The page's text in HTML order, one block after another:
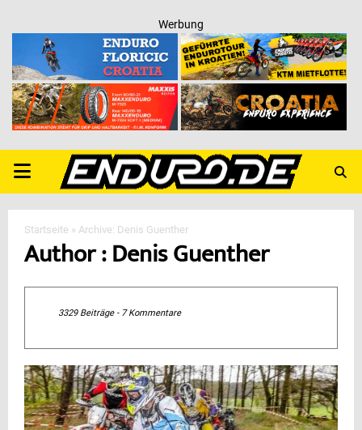
Werbung
PRIMARY
MENU
Startseite » Archive: Denis Guenther
Author :Denis Guenther
3329 Beiträge- 7 Kommentare